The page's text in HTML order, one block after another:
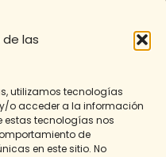
las
utilizamos tecnologías
o acceder a la información
estas tecnologías nos
de
en este sitio. No